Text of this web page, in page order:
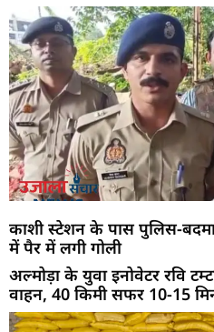
काशी स्टेशन के पास पुलिस-
में पैर में लगी गोली
अल्मोड़ा के युवा इनोवेटर रवि
वाहन, 40 किमी सफर 10-15